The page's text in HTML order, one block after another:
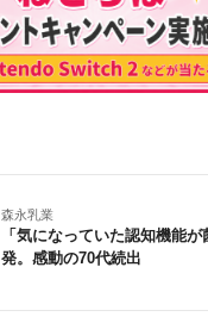
森永乳業
「気になっていた認知機能
発。感動の70代続出